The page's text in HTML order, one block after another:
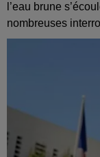
l’eau brune
nombreuses